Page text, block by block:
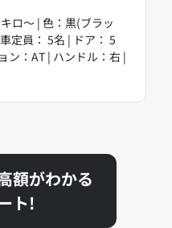
ロ～ | 色：黒(ブラッ
定員： 5名 | ドア： 5
ン：AT | ハンドル：右 |
額がわかる
ト!